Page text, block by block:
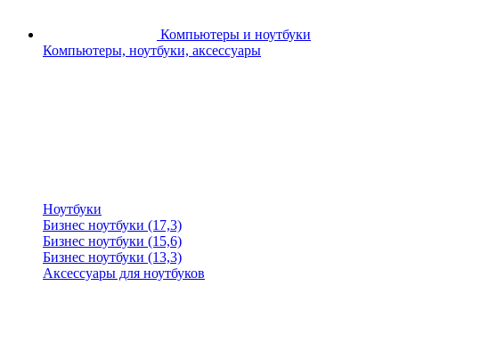
Компьютеры и ноутбуки
Компьютеры, ноутбуки, аксессуары
Ноутбуки
Бизнес ноутбуки (17,3)
Бизнес ноутбуки (15,6)
Бизнес ноутбуки (13,3)
Аксессуары для ноутбуков